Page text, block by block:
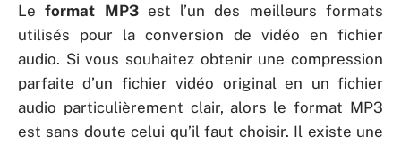
Leformat MP3est l’un des meilleurs formats
utilisés pour la conversion de vidéo en fichier
audio. Si vous souhaitez obtenir une compression
parfaite d’un fichier vidéo original en un fichier
audio particulièrement clair, alors le format MP3
est sans doute celui qu’il faut choisir. Il existe une